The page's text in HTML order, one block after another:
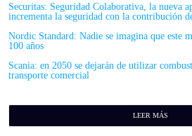
Securitas: Seguridad Colaborativa, la nueva
incrementa la seguridad con la contribución
Nordic Standard: Nadie se imagina que este
100 años
Scania: en 2050 se dejarán de utilizar
transporte comercial
LEER MÁS